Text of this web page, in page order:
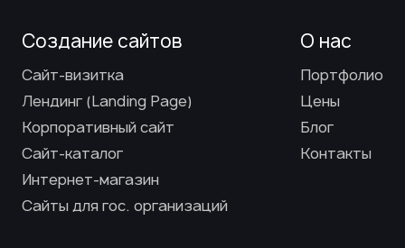
Создание сайтов
Сайт-визитка
Лендинг (Landing Page)
Корпоративный сайт
Сайт-каталог
Интернет-магазин
Сайты для гос. организаций
О нас
Портфолио
Цены
Блог
Контакты